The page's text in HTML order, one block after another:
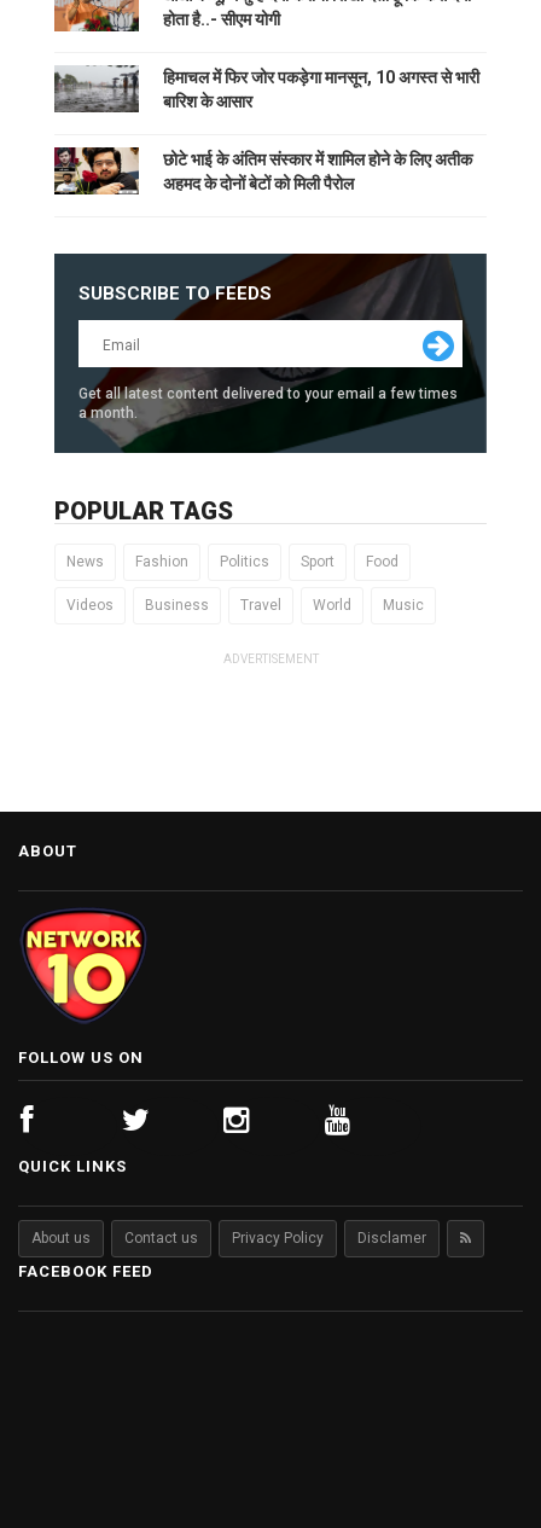
होता है..- सीएम योगी
हिमाचल में फिर जोर पकड़ेगा मानसून, 10 अगस्त से भारी
बारिश के आसार
छोटे भाई के अंतिम संस्कार में शामिल होने के लिए अतीक
अहमद के दोनों बेटों को मिली पैरोल
SUBSCRIBE TO FEEDS
Get all latest content delivered to your email a few times
a month.
POPULAR TAGS
News Fashion Politics Sport Food
Videos Business Travel World Music
ADVERTISEMENT
ABOUT
FOLLOW US ON
QUICK LINKS
About us Contact us Privacy Policy Disclamer
FACEBOOK FEED